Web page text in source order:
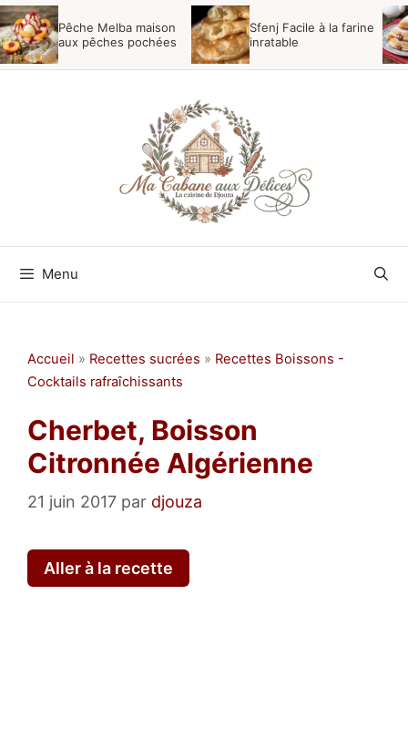
Aller
au
contenu
Pêche Melba maison
aux pêches pochées
Sfenj Facile à la farine
inratable
Menu
Accueil » Recettes sucrées » Recettes Boissons -
Cocktails rafraîchissants
Cherbet, Boisson
Citronnée Algérienne
21 juin 2017 par djouza
Aller à la recette